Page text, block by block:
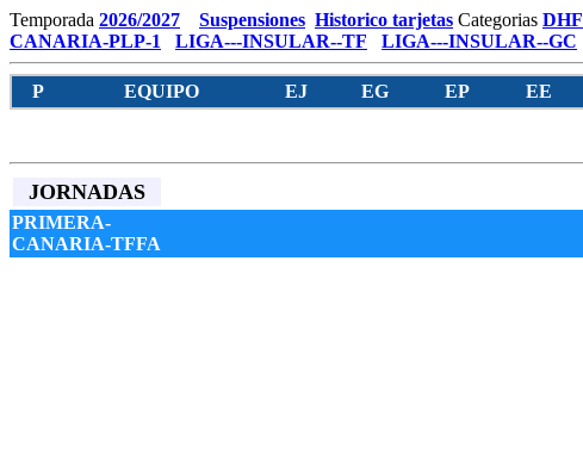
Temporada 2026/2027 Suspensiones Historico tarjetas Categorias DHF
CANARIA-PLP-1
LIGA---INSULAR--TF LIGA---INSULAR--GC
P EQUIPO EJ EG EP EE
JORNADAS
PRIMERA-
CANARIA-TFFA